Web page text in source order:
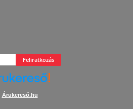
Feliratkozás
Árukereső.hu